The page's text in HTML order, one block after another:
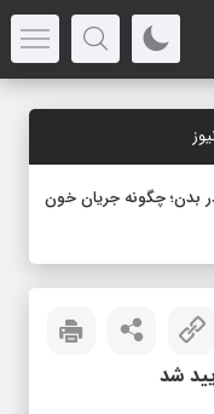
بدن؛ چگونه جریان خون
شد